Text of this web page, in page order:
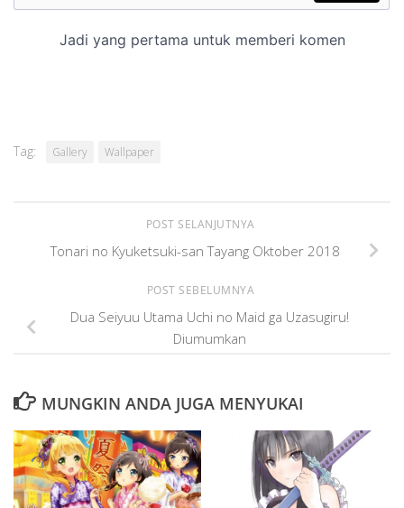
Tag: Gallery Wallpaper
POST SELANJUTNYA
Tonari no Kyuketsuki-san Tayang Oktober 2018
POST SEBELUMNYA
Dua Seiyuu Utama Uchi no Maid ga Uzasugiru!
Diumumkan
MUNGKIN ANDA JUGA MENYUKAI